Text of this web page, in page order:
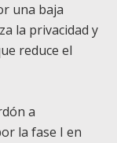
una baja
la privacidad y
reduce el
a
la fase I en